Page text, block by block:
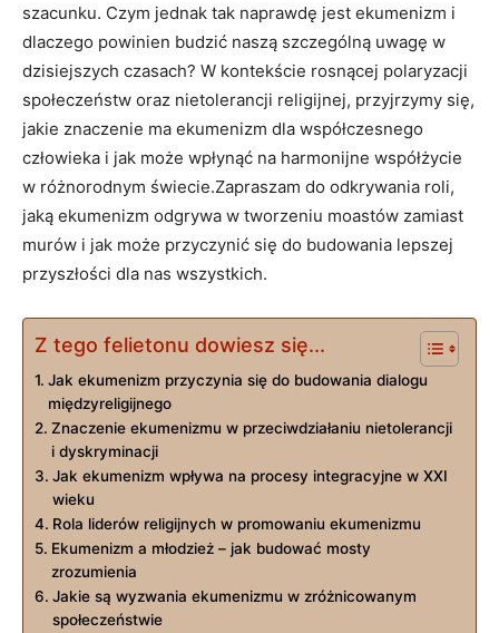
szacunku. Czym jednak tak naprawdę ⁢jest ekumenizm i
dlaczego powinien budzić naszą szczególną uwagę w
dzisiejszych czasach? W kontekście rosnącej‌ polaryzacji
społeczeństw oraz nietolerancji religijnej,⁢ przyjrzymy się,
jakie znaczenie ma ekumenizm dla współczesnego
człowieka i ⁢jak może ‌wpłynąć ⁢na harmonijne współżycie
w różnorodnym świecie.Zapraszam do odkrywania roli,
‌jaką ekumenizm odgrywa w tworzeniu moastów zamiast
murów i jak może przyczynić ⁣się do⁣ budowania lepszej
przyszłości dla nas wszystkich.
Z tego felietonu dowiesz się...
Jak ekumenizm przyczynia się do budowania dialogu
międzyreligijnego
Znaczenie ekumenizmu w przeciwdziałaniu nietolerancji
i dyskryminacji
Jak ekumenizm wpływa na procesy integracyjne w XXI
wieku
Rola liderów religijnych ⁤w promowaniu⁢ ekumenizmu
Ekumenizm a młodzież – jak budować mosty
zrozumienia
Jakie są wyzwania ekumenizmu w zróżnicowanym
społeczeństwie